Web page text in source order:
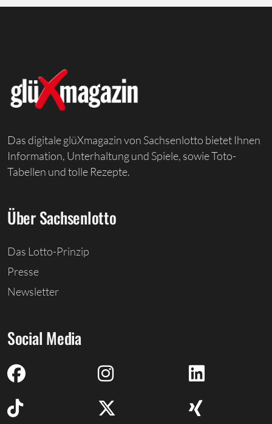
Das digitale glüXmagazin von Sachsenlotto bietet Ihnen
Information, Unterhaltung und Spiele, sowie Toto-
Tabellen und tolle Rezepte.
Über Sachsenlotto
Das Lotto-Prinzip
Presse
Newsletter
Social Media